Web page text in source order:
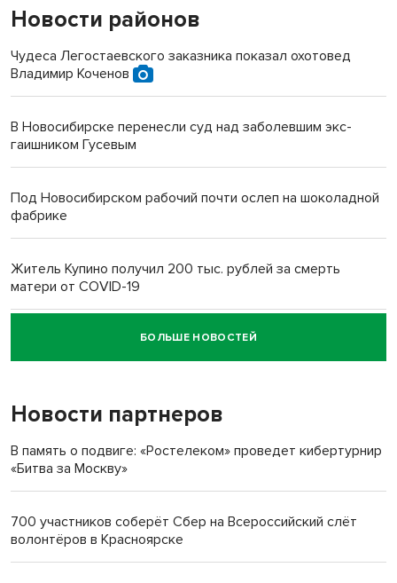
Новости районов
Чудеса Легостаевского заказника показал охотовед
Владимир Коченов
В Новосибирске перенесли суд над заболевшим экс-
гаишником Гусевым
Под Новосибирском рабочий почти ослеп на шоколадной
фабрике
Житель Купино получил 200 тыс. рублей за смерть
матери от COVID-19
Новосибирский суд наказал водителя за смерть
пенсионерки на вокзале
«Мы живём на пастбище!»: в новосибирском селе лошади
терроризируют жителей
БОЛЬШЕ НОВОСТЕЙ
Новости партнеров
В память о подвиге: «Ростелеком» проведет кибертурнир
«Битва за Москву»
700 участников соберёт Сбер на Всероссийский слёт
волонтёров в Красноярске